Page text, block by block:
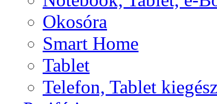
Okosóra
Smart Home
Tablet
Telefon, Tablet